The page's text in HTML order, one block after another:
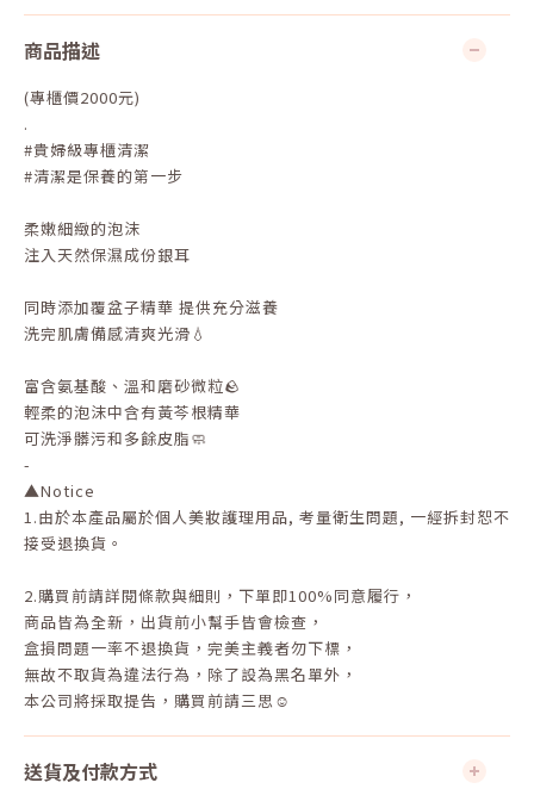
商品描述
(專櫃價2000元)
.
#貴婦級專櫃清潔
#清潔是保養的第一步
柔嫩細緻的泡沫
注入天然保濕成份銀耳
同時添加覆盆子精華 提供充分滋養
洗完肌膚備感清爽光滑💧
富含氨基酸、溫和磨砂微粒🪨
輕柔的泡沫中含有黃芩根精華
可洗淨髒污和多餘皮脂🧼
-
▲Notice
1.由於本產品屬於個人美妝護理用品, 考量衛生問題, 一經拆封恕不
接受退換貨。
2.購買前請詳閱條款與細則，下單即100%同意履行，
商品皆為全新，出貨前小幫手皆會檢查，
盒損問題一率不退換貨，完美主義者勿下標，
無故不取貨為違法行為，除了設為黑名單外，
本公司將採取提告，購買前請三思☺
送貨及付款方式